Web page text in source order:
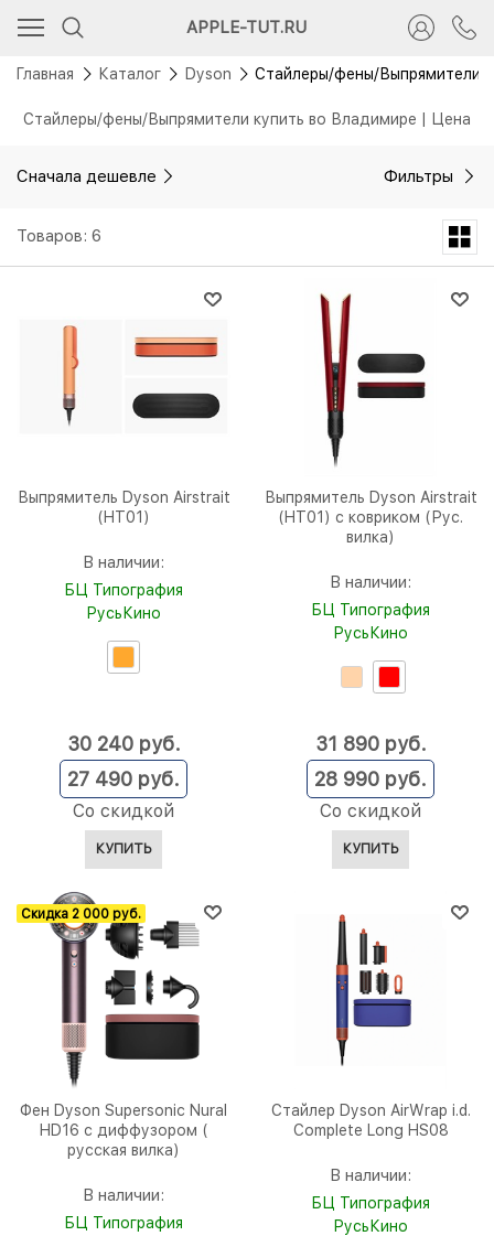
APPLE-TUT.RU
Главная Каталог Dyson Стайлеры/фены/Выпрямители
Стайлеры/фены/Выпрямители купить во Владимире | Цена
Сначала дешевле Фильтры
Товаров: 6
Выпрямитель Dyson Airstrait
(HT01)
В наличии:
БЦ Типография
РусьКино
27 490 руб.
Со скидкой
30 240 руб.
КУПИТЬ
Выпрямитель Dyson Airstrait
(HT01) с ковриком (Рус.
вилка)
В наличии:
БЦ Типография
РусьКино
28 990 руб.
Со скидкой
31 890 руб.
КУПИТЬ
Скидка 2 000 руб.
Фен Dyson Supersonic Nural
HD16 с диффузором (
русская вилка)
В наличии:
БЦ Типография
Стайлер Dyson AirWrap i.d.
Complete Long HS08
В наличии:
БЦ Типография
РусьКино